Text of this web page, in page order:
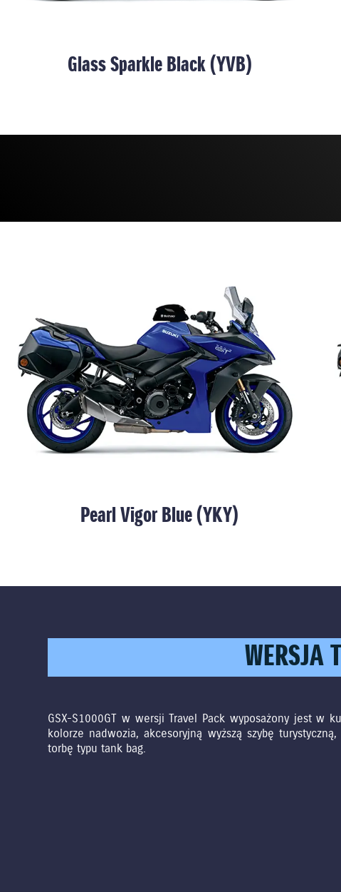
Glass Sparkle Black (YVB)
Pearl Vigor Blue (YKY)
WERSJA
GSX-S1000GT w wersji Travel Pack wyposażony jest w
kolorze nadwozia, akcesoryjną wyższą szybę
torbę typu tank bag.